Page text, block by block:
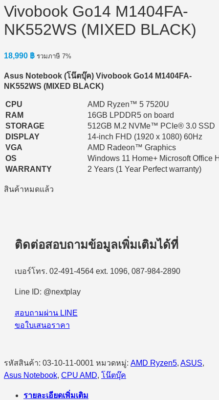
Vivobook Go14 M1404FA-
NK552WS (MIXED BLACK)
18,990 ฿ รวมภาษี 7%
Asus Notebook (โน๊ตบุ๊ค) Vivobook Go14 M1404FA-
NK552WS (MIXED BLACK)
CPU
AMD Ryzen™ 5 7520U
RAM
16GB LPDDR5 on board
STORAGE
512GB M.2 NVMe™ PCIe® 3.0 SSD
DISPLAY
14-inch FHD (1920 x 1080) 60Hz
VGA
AMD Radeon™ Graphics
OS
Windows 11 Home+ Microsoft Office
WARRANTY
2 Years (1 Year Perfect warranty)
สินค้าหมดแล้ว
ติดต่อสอบถามข้อมูลเพิ่มเติมได้ที่
เบอร์โทร. 02-491-4564 ext. 1096, 087-984-2890
Line ID: @nextplay
สอบถามผ่าน LINE
ขอใบเสนอราคา
รหัสสินค้า: 03-10-11-0001 หมวดหมู่: AMD Ryzen5, ASUS,
Asus Notebook, CPU AMD, โน๊ตบุ๊ค
รายละเอียดเพิ่มเติม